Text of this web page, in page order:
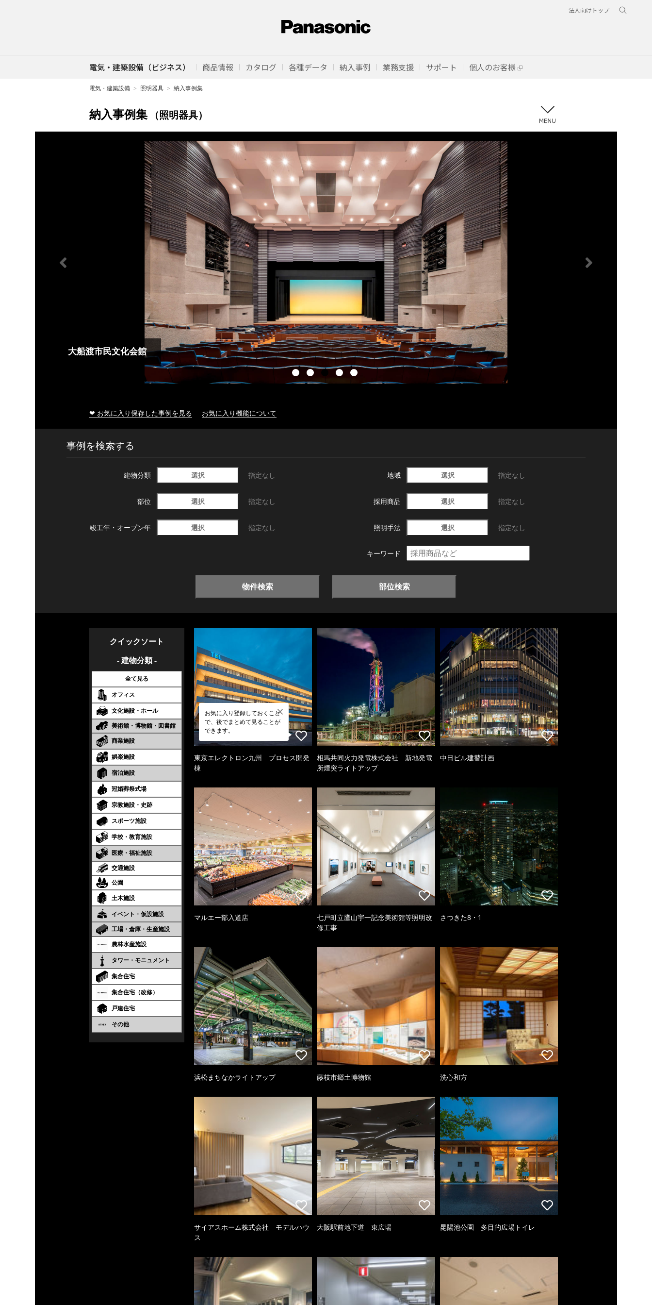
法人向けトップ
電気・建築設備（ビジネス） 商品情報 カタログ 各種データ 納入事例 業務支援 サポート 個人のお客様
電気・建築設備 照明器具 納入事例集
納入事例集 （照明器具）
大船渡市民文化会館
❤ お気に入り保存した事例を見る お気に入り機能について
事例を検索する
建物分類 選択 指定なし 地域 選択 指定なし
部位 選択 指定なし 採用商品 選択 指定なし
竣工年・ オープン年 選択 指定なし 照明手法 選択 指定なし
キーワード
物件検索 部位検索
クイックソート
- 建物分類 -
全て見る
オフィス
文化施設・ホール
美術館・博物館・図書館
商業施設
娯楽施設
宿泊施設
冠婚葬祭式場
宗教施設・史跡
スポーツ施設
学校・教育施設
医療・福祉施設
交通施設
公園
土木施設
イベント・仮設施設
工場・倉庫・生産施設
農林水産施設
タワー・モニュメント
集合住宅
集合住宅（改修）
戸建住宅
その他
お気に入り登録しておくこと
で、後でまとめて見ることが
できます。
東京エレクトロン九州 プロセス開発
棟
相馬共同火力発電株式会社 新地発電
所煙突ライトアップ
中日ビル建替計画
マルエー部入道店
七戸町立鷹山宇一記念美術館等照明改
修工事
さつきた8・1
浜松まちなかライトアップ 藤枝市郷土博物館 洗心和方
サイアスホーム株式会社 モデルハウ
ス
大阪駅前地下道 東広場 昆陽池公園 多目的広場トイレ